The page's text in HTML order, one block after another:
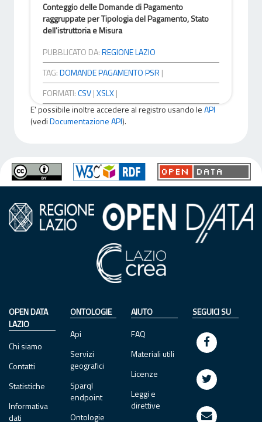
Conteggio delle Domande di Pagamento
raggruppate per Tipologia del Pagamento, Stato
dell'istruttoria e Misura
PUBBLICATO DA:REGIONE LAZIO
TAG:DOMANDE PAGAMENTO PSR |
FORMATI:CSV|XSLX|
E' possibile inoltre accedere al registro usando leAPI
(vediDocumentazione API).
OPEN DATA
LAZIO
Chi siamo
Contatti
Statistiche
Informativa
dati
ONTOLOGIE
Api
Servizi
geografici
Sparql
endpoint
Ontologie
AIUTO
FAQ
Materiali utili
Licenze
Leggi e
direttive
SEGUICI SU